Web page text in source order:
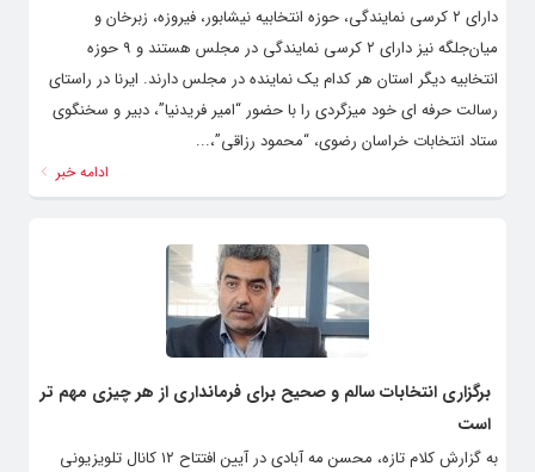
است، حوزه انتخابیه سبزوار، جوین، جغتای، خوشاب، داورزن و ششتمد
دارای ۲ کرسی نمایندگی، حوزه انتخابیه نیشابور، فیروزه، زبرخان و
میان‌جلگه نیز دارای ۲ کرسی نمایندگی در مجلس هستند و ۹ حوزه
انتخابیه دیگر استان هر کدام یک نماینده در مجلس دارند. ایرنا در راستای
رسالت حرفه ای خود میزگردی را با حضور “امیر فریدنیا”، دبیر و سخنگوی
ادامه خبر
برگزاری انتخابات سالم و صحیح برای فرمانداری از هر چیزی مهم تر
است